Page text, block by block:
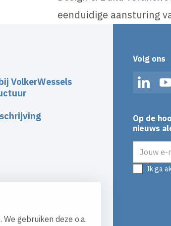
gebruiken deze o.a.
eenduidige aansturing
VolkerWessels
Volg ons
LinkedIn
Op de
nieuws
Ik ga